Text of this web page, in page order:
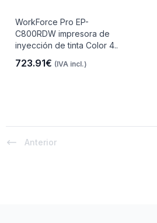
WorkForce Pro EP-
C800RDW impresora de
inyección de tinta Color 4..
723.91€ (IVA incl.)
Anterior